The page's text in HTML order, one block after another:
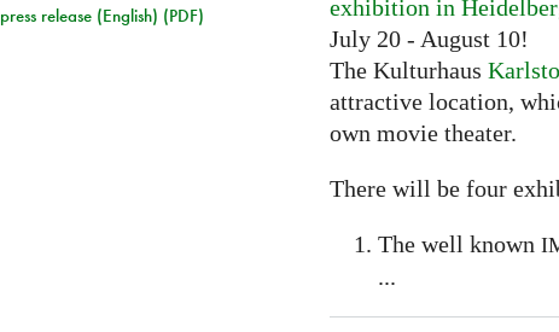
press release (English) (PDF) exhibition in
July 20 - August 10!
The Kulturhaus
attractive location,
own movie theater.
There will be four
The well known
...